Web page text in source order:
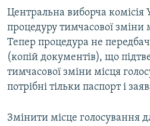
Центральна виборча комісія
процедуру тимчасової зміни
Тепер процедура не
(копій документів), що
тимчасової зміни місця
потрібні тільки паспорт і
Змінити місце голосування